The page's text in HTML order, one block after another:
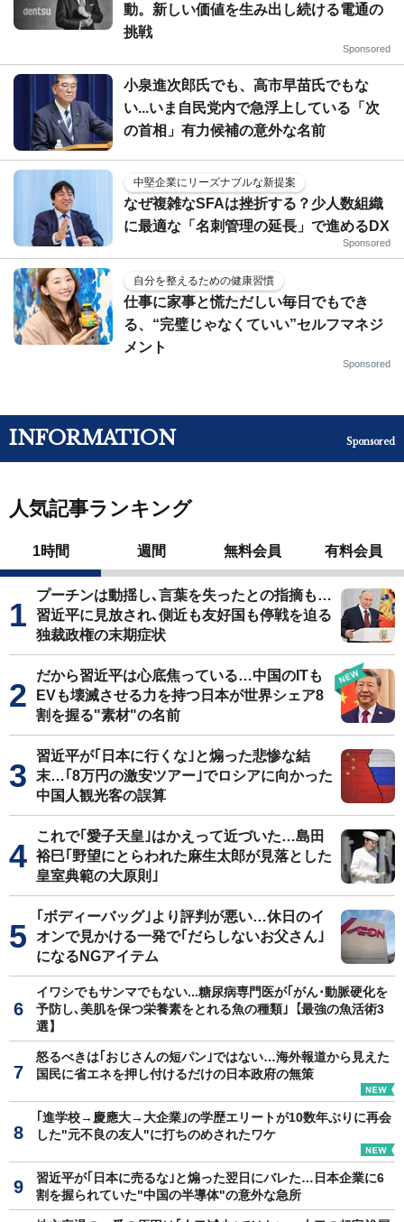
動。新しい価値を生み出し続ける電通の
挑戦
Sponsored
小泉進次郎氏でも、高市早苗氏でもな
い...いま自民党内で急浮上している「次
の首相」有力候補の意外な名前
中堅企業にリーズナブルな新提案
なぜ複雑なSFAは挫折する？少人数組織
に最適な「名刺管理の延長」で進めるDX
Sponsored
自分を整えるための健康習慣
仕事に家事と慌ただしい毎日でもでき
る、“完璧じゃなくていい”セルフマネジ
メント
Sponsored
INFORMATION Sponsored
人気記事ランキング
1時間 週間 無料会員 有料会員
プーチンは動揺し､言葉を失ったとの指摘も…
習近平に見放され､側近も友好国も停戦を迫る
独裁政権の末期症状
だから習近平は心底焦っている…中国のITも
EVも壊滅させる力を持つ日本が世界シェア8
割を握る"素材"の名前
習近平が｢日本に行くな｣と煽った悲惨な結
末…｢8万円の激安ツアー｣でロシアに向かった
中国人観光客の誤算
これで｢愛子天皇｣はかえって近づいた…島田
裕巳｢野望にとらわれた麻生太郎が見落とした
皇室典範の大原則｣
｢ボディーバッグ｣より評判が悪い…休日のイ
オンで見かける一発で｢だらしないお父さん｣
になるNGアイテム
イワシでもサンマでもない...糖尿病専門医が｢がん･動脈硬化を
予防し､美肌を保つ栄養素をとれる魚の種類｣【最強の魚活術3
選】
怒るべきは｢おじさんの短パン｣ではない…海外報道から見えた
国民に省エネを押し付けるだけの日本政府の無策
｢進学校→慶應大→大企業｣の学歴エリートが10数年ぶりに再会
した"元不良の友人"に打ちのめされたワケ
習近平が｢日本に売るな｣と煽った翌日にバレた…日本企業に6
割を握られていた"中国の半導体"の意外な急所